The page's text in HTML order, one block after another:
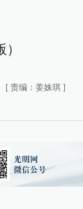
[ 责编：姜姝琪 ]